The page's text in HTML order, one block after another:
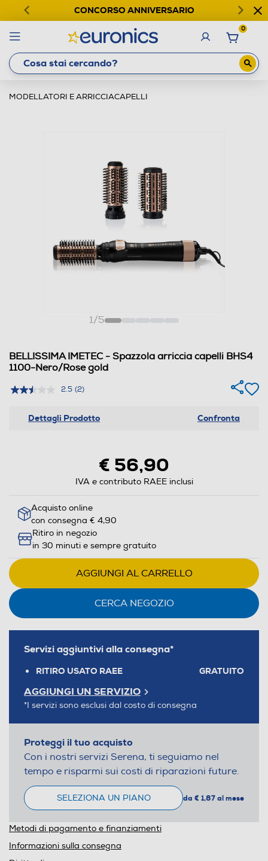
CONCORSO ANNIVERSARIO
0
MODELLATORI E ARRICCIACAPELLI
1/5
BELLISSIMA IMETEC - Spazzola arriccia capelli BHS4
1100-Nero/Rose gold
2.5 (2)
Dettagli Prodotto Confronta
€ 56,90
IVA e contributo RAEE inclusi
Acquisto online
con consegna € 4,90
Ritiro in negozio
in 30 minuti e sempre gratuito
AGGIUNGI AL CARRELLO
CERCA NEGOZIO
Servizi aggiuntivi alla consegna*
RITIRO USATO RAEE GRATUITO
AGGIUNGI UN SERVIZIO
*I servizi sono esclusi dal costo di consegna
Proteggi il tuo acquisto
Con i nostri servizi Serena, ti seguiamo nel
tempo e risparmi sui costi di riparazioni future.
SELEZIONA UN PIANO da € 1,87 al mese
Metodi di pagamento e finanziamenti
Informazioni sulla consegna